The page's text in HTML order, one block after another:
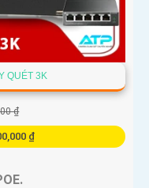
QUÉT 3K
₫
₫
️